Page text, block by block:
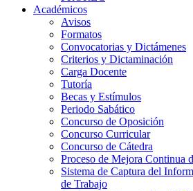
Académicos
Avisos
Formatos
Convocatorias y Dictámenes
Criterios y Dictaminación
Carga Docente
Tutoría
Becas y Estímulos
Periodo Sabático
Concurso de Oposición
Concurso Curricular
Concurso de Cátedra
Proceso de Mejora Continua
Sistema de Captura del
de Trabajo